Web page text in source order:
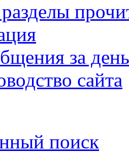
за день
сайта
поиск